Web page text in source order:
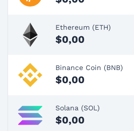
Ethereum (ETH)
$0,00
Binance Coin (BNB)
$0,00
Solana (SOL)
$0,00